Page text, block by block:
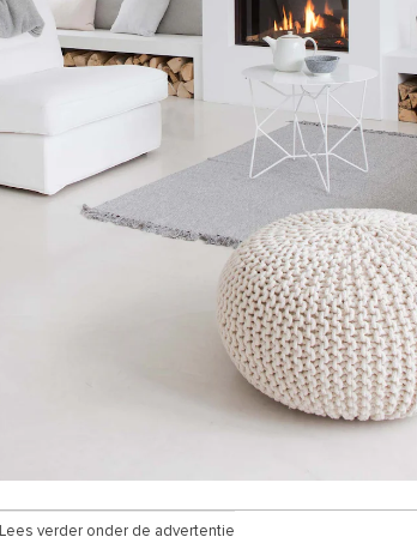
Lees verder onder de advertentie